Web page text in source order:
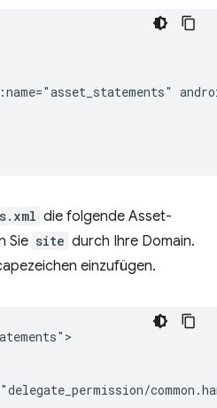
die folgende Asset-
Sie site durch Ihre Domain.
einzufügen.